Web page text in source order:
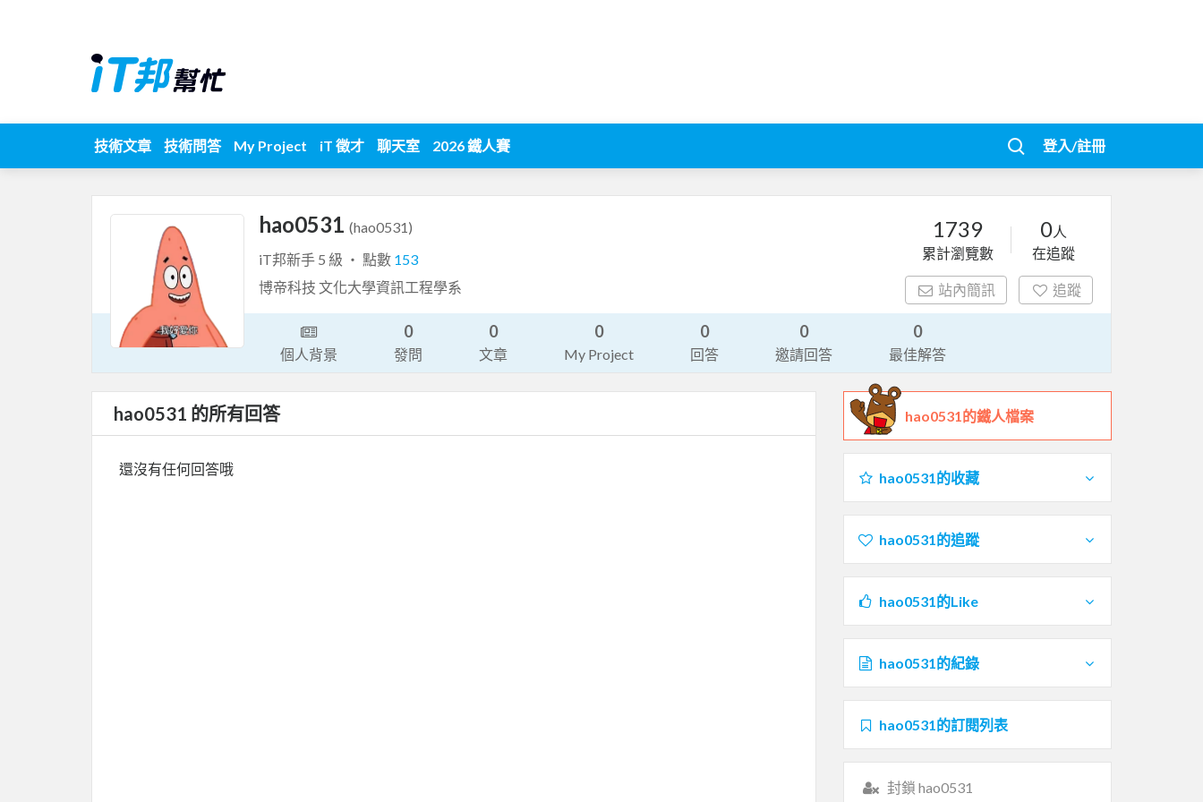
技術文章 技術問答 My Project iT 徵才 聊天室 2026 鐵人賽 登入/註冊
hao0531 (hao0531)
iT邦新手 5 級 ‧ 點數 153
博帝科技 文化大學資訊工程學系
1739
累計瀏覽數
0人
在追蹤
站內簡訊 追蹤
個人背景
0
發問
0
文章
0
My Project
0
回答
0
邀請回答
0
最佳解答
hao0531 的所有回答
還沒有任何回答哦
hao0531的鐵人檔案
hao0531的收藏
hao0531的追蹤
hao0531的Like
hao0531的紀錄
hao0531的訂閱列表
封鎖 hao0531